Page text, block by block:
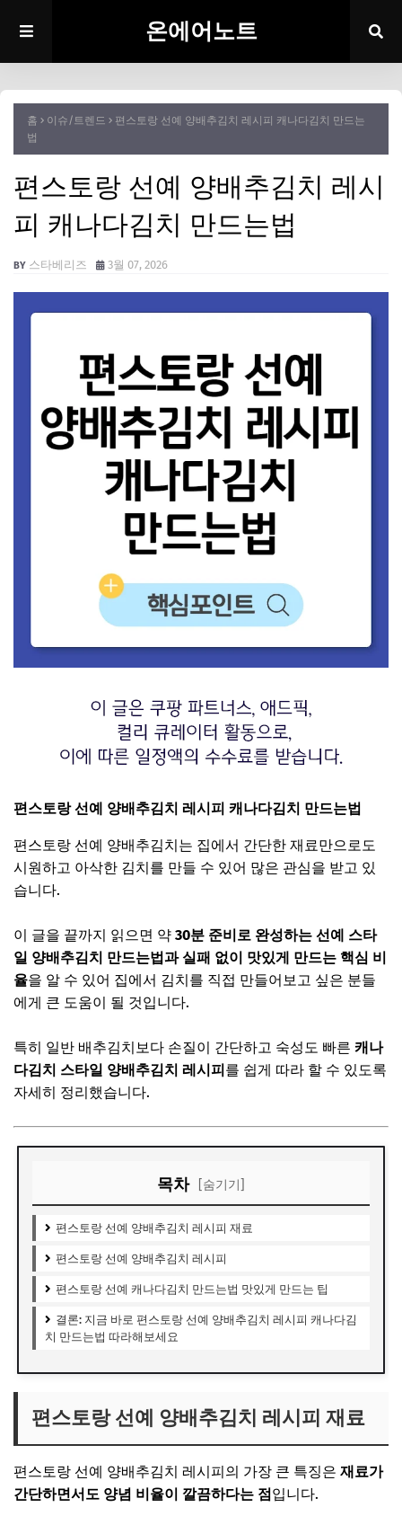
온에어노트
홈 이슈/트렌드
편스토랑 선예 양배추김치 레시피 캐나다김치 만드는
법
편스토랑 선예 양배추김치 레시
피 캐나다김치 만드는법
스타베리즈 3월 07, 2026
편스토랑 선예 양배추김치 레시피 캐나다김치 만드는법
편스토랑 선예 양배추김치는 집에서 간단한 재료만으로도
시원하고 아삭한 김치를 만들 수 있어 많은 관심을 받고 있
습니다.
이 글을 끝까지 읽으면 약 30분 준비로 완성하는 선예 스타
일 양배추김치 만드는법과 실패 없이 맛있게 만드는 핵심 비
율을 알 수 있어 집에서 김치를 직접 만들어보고 싶은 분들
에게 큰 도움이 될 것입니다.
특히 일반 배추김치보다 손질이 간단하고 숙성도 빠른 캐나
다김치 스타일 양배추김치 레시피를 쉽게 따라 할 수 있도록
자세히 정리했습니다.
목차 [숨기기]
편스토랑 선예 양배추김치 레시피 재료
편스토랑 선예 양배추김치 레시피
편스토랑 선예 캐나다김치 만드는법 맛있게 만드는 팁
결론: 지금 바로 편스토랑 선예 양배추김치 레시피 캐나다김
치 만드는법 따라해보세요
편스토랑 선예 양배추김치 레시피 재료
편스토랑 선예 양배추김치 레시피의 가장 큰 특징은 재료가
간단하면서도 양념 비율이 깔끔하다는 점입니다.